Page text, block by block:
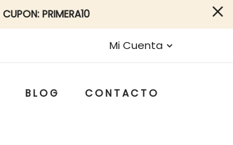
CUPON: PRIMERA10
Mi Cuenta
BLOG CONTACTO